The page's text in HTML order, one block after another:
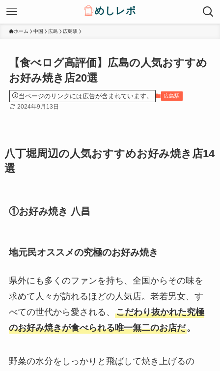
ホーム 中国 広島 広島駅
【食べログ高評価】広島の人気おすすめ
お好み焼き店20選
当ページのリンクには広告が含まれています。 広島駅
2024年9月13日
八丁堀周辺の人気おすすめお好み焼き店14
選
①お好み焼き 八昌
地元民オススメの究極のお好み焼き
県外にも多くのファンを持ち、全国からその味を
求めて人々が訪れるほどの人気店。老若男女、す
べての世代から愛される、 こだわり抜かれた究極
のお好み焼きが食べられる唯一無二のお店だ。
野菜の水分をしっかりと飛ばして焼き上げるの